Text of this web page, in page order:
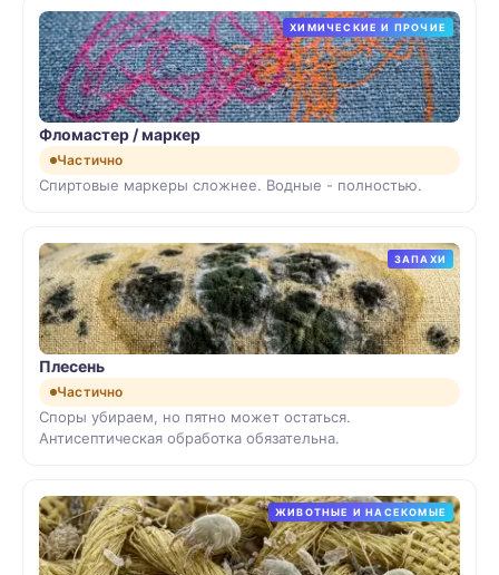
ХИМИЧЕСКИЕ И ПРОЧИЕ
Фломастер / маркер
Частично
Спиртовые маркеры сложнее. Водные - полностью.
ЗАПАХИ
Плесень
Частично
Споры убираем, но пятно может остаться.
Антисептическая обработка обязательна.
ЖИВОТНЫЕ И НАСЕКОМЫЕ